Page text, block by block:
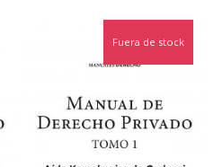
Fuera de stock